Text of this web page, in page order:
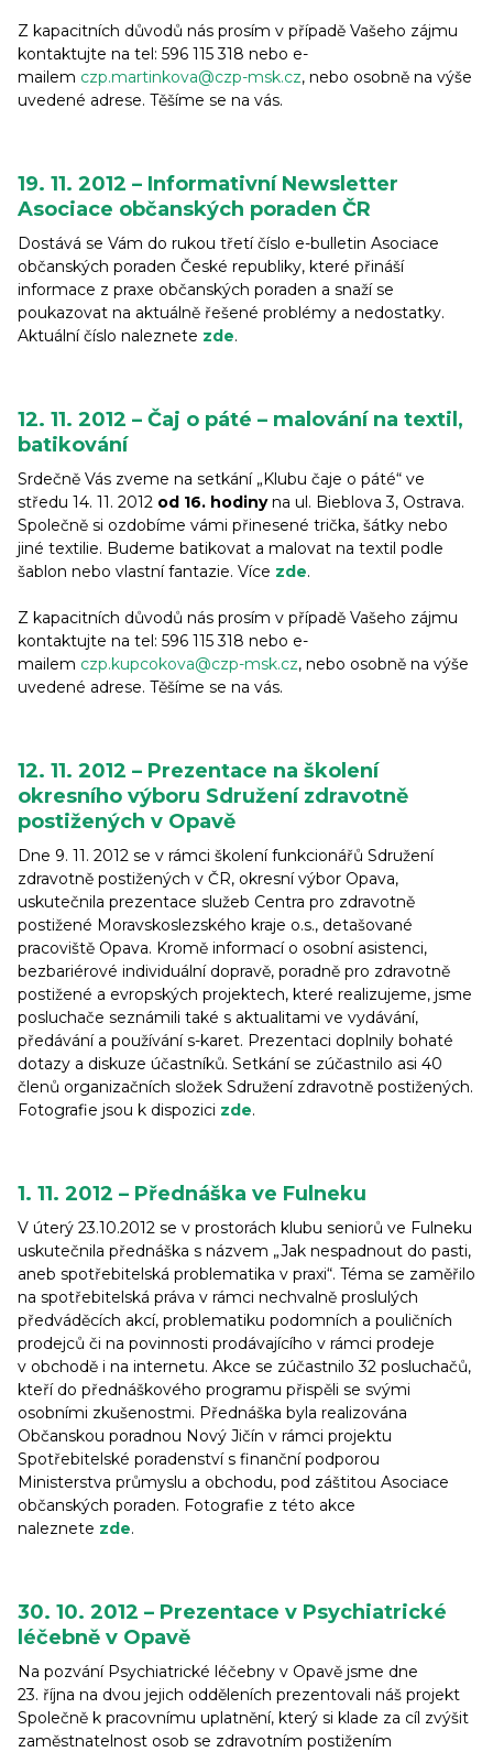
Z kapacitních důvodů nás prosím v případě Vašeho zájmu
kontaktujte na tel: 596 115 318 nebo e-
mailem czp.martinkova@czp-msk.cz, nebo osobně na výše
uvedené adrese. Těšíme se na vás.
19. 11. 2012 – Informativní Newsletter
Asociace občanských poraden ČR
Dostává se Vám do rukou třetí číslo e-bulletin Asociace
občanských poraden České republiky, které přináší
informace z praxe občanských poraden a snaží se
poukazovat na aktuálně řešené problémy a nedostatky.
Aktuální číslo naleznete zde.
12. 11. 2012 – Čaj o páté – malování na textil,
batikování
Srdečně Vás zveme na setkání „Klubu čaje o páté“ ve
středu 14. 11. 2012 od 16. hodinyna ul. Bieblova 3, Ostrava.
Společně si ozdobíme vámi přinesené trička, šátky nebo
jiné textilie. Budeme batikovat a malovat na textil podle
šablon nebo vlastní fantazie. Více zde.
Z kapacitních důvodů nás prosím v případě Vašeho zájmu
kontaktujte na tel: 596 115 318 nebo e-
mailem czp.kupcokova@czp-msk.cz, nebo osobně na výše
uvedené adrese. Těšíme se na vás.
12. 11. 2012 – Prezentace na školení
okresního výboru Sdružení zdravotně
postižených v Opavě
Dne 9. 11. 2012 se v rámci školení funkcionářů Sdružení
zdravotně postižených v ČR, okresní výbor Opava,
uskutečnila prezentace služeb Centra pro zdravotně
postižené Moravskoslezského kraje o.s., detašované
pracoviště Opava. Kromě informací o osobní asistenci,
bezbariérové individuální dopravě, poradně pro zdravotně
postižené a evropských projektech, které realizujeme, jsme
posluchače seznámili také s aktualitami ve vydávání,
předávání a používání s-karet. Prezentaci doplnily bohaté
dotazy a diskuze účastníků. Setkání se zúčastnilo asi 40
členů organizačních složek Sdružení zdravotně postižených.
Fotografie jsou k dispozici zde.
1. 11. 2012 – Přednáška ve Fulneku
V úterý 23.10.2012 se v prostorách klubu seniorů ve Fulneku
uskutečnila přednáška s názvem „Jak nespadnout do pasti,
aneb spotřebitelská problematika v praxi“. Téma se zaměřilo
na spotřebitelská práva v rámci nechvalně proslulých
předváděcích akcí, problematiku podomních a pouličních
prodejců či na povinnosti prodávajícího v rámci prodeje
v obchodě i na internetu. Akce se zúčastnilo 32 posluchačů,
kteří do přednáškového programu přispěli se svými
osobními zkušenostmi. Přednáška byla realizována
Občanskou poradnou Nový Jičín v rámci projektu
Spotřebitelské poradenství s finanční podporou
Ministerstva průmyslu a obchodu, pod záštitou Asociace
občanských poraden. Fotografie z této akce
naleznete zde.
30. 10. 2012 – Prezentace v Psychiatrické
léčebně v Opavě
Na pozvání Psychiatrické léčebny v Opavě jsme dne
23. října na dvou jejich odděleních prezentovali náš projekt
Společně k pracovnímu uplatnění, který si klade za cíl zvýšit
zaměstnatelnost osob se zdravotním postižením